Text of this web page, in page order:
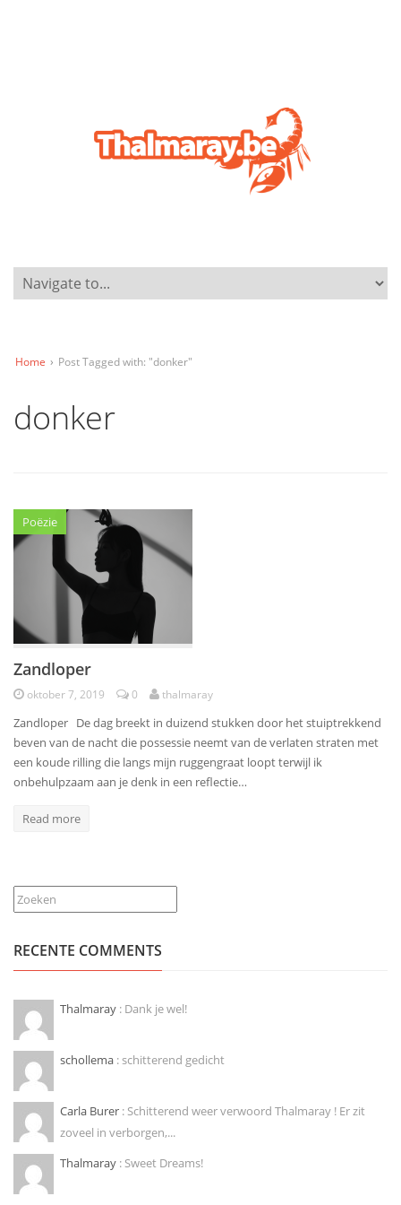
Home › Post Tagged with: "donker"
donker
Poëzie
Zandloper
oktober 7, 2019 0 thalmaray
Zandloper De dag breekt in duizend stukken door het stuiptrekkend
beven van de nacht die possessie neemt van de verlaten straten met
een koude rilling die langs mijn ruggengraat loopt terwijl ik
onbehulpzaam aan je denk in een reflectie…
Read more
Zoeken
RECENTE COMMENTS
Thalmaray : Dank je wel!
schollema : schitterend gedicht
Carla Burer : Schitterend weer verwoord Thalmaray ! Er zit
zoveel in verborgen,...
Thalmaray : Sweet Dreams!